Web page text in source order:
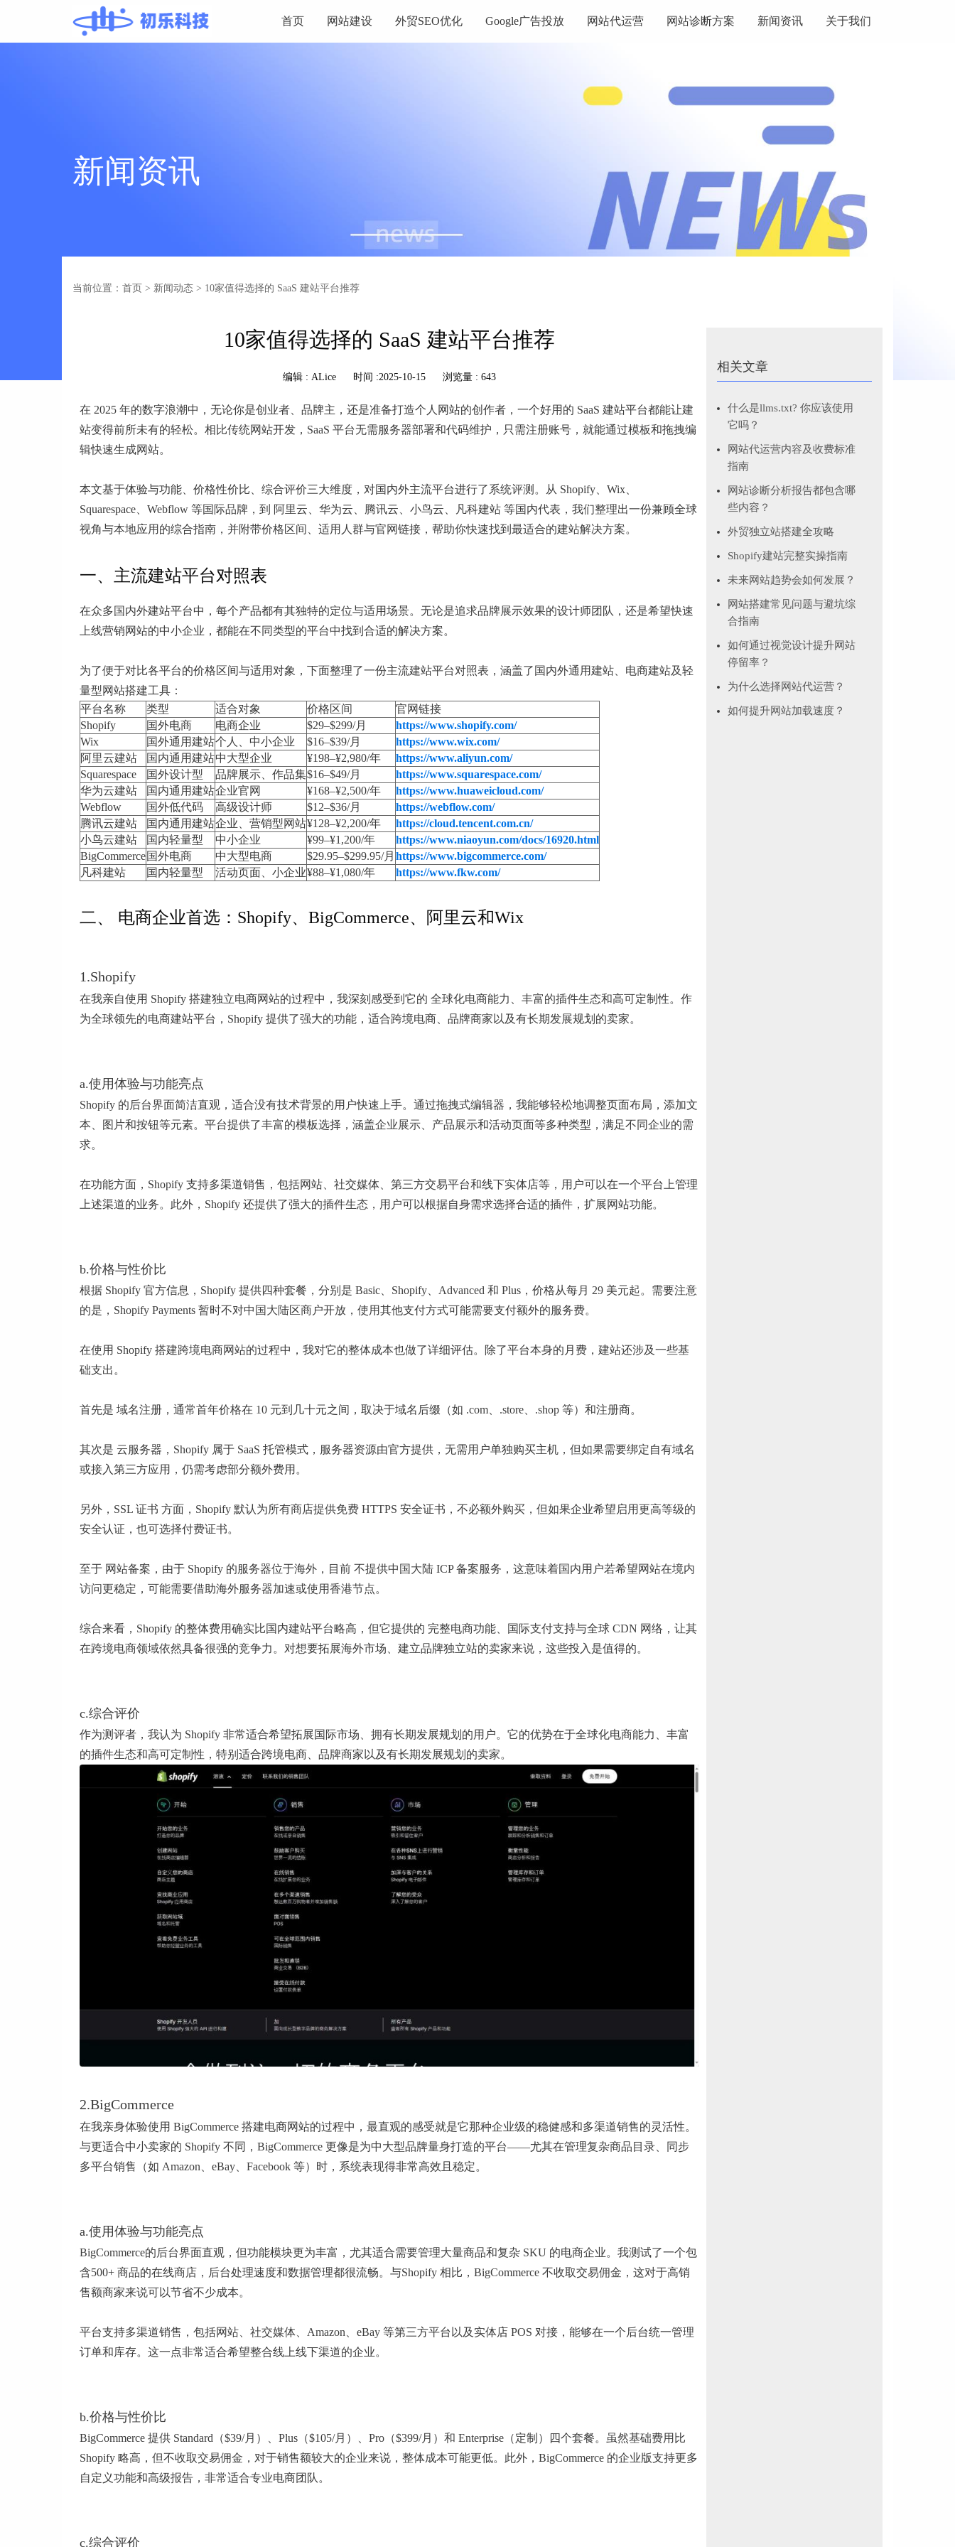
首页 网站建设 外贸SEO优化 Google广告投放 网站代运营 网站诊断方案 新闻资讯 关于我们
新闻资讯
当前位置：首页 > 新闻动态 > 10家值得选择的 SaaS 建站平台推荐
10家值得选择的 SaaS 建站平台推荐
编辑 : ALice 时间 :2025-10-15 浏览量 : 643
在 2025 年的数字浪潮中，无论你是创业者、品牌主，还是准备打造个人网站的创作者，一个好用的 SaaS 建站平台都能让建
站变得前所未有的轻松。相比传统网站开发，SaaS 平台无需服务器部署和代码维护，只需注册账号，就能通过模板和拖拽编
辑快速生成网站。
本文基于体验与功能、价格性价比、综合评价三大维度，对国内外主流平台进行了系统评测。从 Shopify、Wix、
Squarespace、Webflow 等国际品牌，到 阿里云、华为云、腾讯云、小鸟云、凡科建站 等国内代表，我们整理出一份兼顾全球
视角与本地应用的综合指南，并附带价格区间、适用人群与官网链接，帮助你快速找到最适合的建站解决方案。
一、主流建站平台对照表
在众多国内外建站平台中，每个产品都有其独特的定位与适用场景。无论是追求品牌展示效果的设计师团队，还是希望快速
上线营销网站的中小企业，都能在不同类型的平台中找到合适的解决方案。
为了便于对比各平台的价格区间与适用对象，下面整理了一份主流建站平台对照表，涵盖了国内外通用建站、电商建站及轻
量型网站搭建工具：
平台名称
类型 适合对象 价格区间
官网链接
Shopify
国外电商 电商企业 $29–$299/月
https://www.shopify.com/
Wix
国外通用建站个人、中小企业 $16–$39/月
https://www.wix.com/
阿里云建站
国内通用建站中大型企业 ¥198–¥2,980/年
https://www.aliyun.com/
Squarespace
国外设计型 品牌展示、作品集$16–$49/月
https://www.squarespace.com/
华为云建站
国内通用建站企业官网 ¥168–¥2,500/年
https://www.huaweicloud.com/
Webflow
国外低代码 高级设计师 $12–$36/月
https://webflow.com/
腾讯云建站
国内通用建站企业、营销型网站¥128–¥2,200/年
https://cloud.tencent.com.cn/
小鸟云建站
国内轻量型 中小企业 ¥99–¥1,200/年
https://www.niaoyun.com/docs/16920.html
BigCommerce国外电商 中大型电商 $29.95–$299.95/月 https://www.bigcommerce.com/
凡科建站
国内轻量型 活动页面、小企业¥88–¥1,080/年 https://www.fkw.com/
二、 电商企业首选：Shopify、BigCommerce、阿里云和Wix
1.Shopify
在我亲自使用 Shopify 搭建独立电商网站的过程中，我深刻感受到它的 全球化电商能力、丰富的插件生态和高可定制性。作
为全球领先的电商建站平台，Shopify 提供了强大的功能，适合跨境电商、品牌商家以及有长期发展规划的卖家。
a.使用体验与功能亮点
Shopify 的后台界面简洁直观，适合没有技术背景的用户快速上手。通过拖拽式编辑器，我能够轻松地调整页面布局，添加文
本、图片和按钮等元素。平台提供了丰富的模板选择，涵盖企业展示、产品展示和活动页面等多种类型，满足不同企业的需
求。
在功能方面，Shopify 支持多渠道销售，包括网站、社交媒体、第三方交易平台和线下实体店等，用户可以在一个平台上管理
上述渠道的业务。此外，Shopify 还提供了强大的插件生态，用户可以根据自身需求选择合适的插件，扩展网站功能。
b.价格与性价比
根据 Shopify 官方信息，Shopify 提供四种套餐，分别是 Basic、Shopify、Advanced 和 Plus，价格从每月 29 美元起。需要注意
的是，Shopify Payments 暂时不对中国大陆区商户开放，使用其他支付方式可能需要支付额外的服务费。
在使用 Shopify 搭建跨境电商网站的过程中，我对它的整体成本也做了详细评估。除了平台本身的月费，建站还涉及一些基
础支出。
首先是 域名注册，通常首年价格在 10 元到几十元之间，取决于域名后缀（如 .com、.store、.shop 等）和注册商。
其次是 云服务器，Shopify 属于 SaaS 托管模式，服务器资源由官方提供，无需用户单独购买主机，但如果需要绑定自有域名
或接入第三方应用，仍需考虑部分额外费用。
另外，SSL 证书 方面，Shopify 默认为所有商店提供免费 HTTPS 安全证书，不必额外购买，但如果企业希望启用更高等级的
安全认证，也可选择付费证书。
至于 网站备案，由于 Shopify 的服务器位于海外，目前 不提供中国大陆 ICP 备案服务，这意味着国内用户若希望网站在境内
访问更稳定，可能需要借助海外服务器加速或使用香港节点。
综合来看，Shopify 的整体费用确实比国内建站平台略高，但它提供的 完整电商功能、国际支付支持与全球 CDN 网络，让其
在跨境电商领域依然具备很强的竞争力。对想要拓展海外市场、建立品牌独立站的卖家来说，这些投入是值得的。
c.综合评价
作为测评者，我认为 Shopify 非常适合希望拓展国际市场、拥有长期发展规划的用户。它的优势在于全球化电商能力、丰富
的插件生态和高可定制性，特别适合跨境电商、品牌商家以及有长期发展规划的卖家。
2.BigCommerce
在我亲身体验使用 BigCommerce 搭建电商网站的过程中，最直观的感受就是它那种企业级的稳健感和多渠道销售的灵活性。
与更适合中小卖家的 Shopify 不同，BigCommerce 更像是为中大型品牌量身打造的平台——尤其在管理复杂商品目录、同步
多平台销售（如 Amazon、eBay、Facebook 等）时，系统表现得非常高效且稳定。
a.使用体验与功能亮点
BigCommerce的后台界面直观，但功能模块更为丰富，尤其适合需要管理大量商品和复杂 SKU 的电商企业。我测试了一个包
含500+ 商品的在线商店，后台处理速度和数据管理都很流畅。与Shopify 相比，BigCommerce 不收取交易佣金，这对于高销
售额商家来说可以节省不少成本。
平台支持多渠道销售，包括网站、社交媒体、Amazon、eBay 等第三方平台以及实体店 POS 对接，能够在一个后台统一管理
订单和库存。这一点非常适合希望整合线上线下渠道的企业。
b.价格与性价比
BigCommerce 提供 Standard（$39/月）、Plus（$105/月）、Pro（$399/月）和 Enterprise（定制）四个套餐。虽然基础费用比
Shopify 略高，但不收取交易佣金，对于销售额较大的企业来说，整体成本可能更低。此外，BigCommerce 的企业版支持更多
自定义功能和高级报告，非常适合专业电商团队。
c.综合评价
相关文章
什么是llms.txt? 你应该使用
它吗？
网站代运营内容及收费标准
指南
网站诊断分析报告都包含哪
些内容？
外贸独立站搭建全攻略
Shopify建站完整实操指南
未来网站趋势会如何发展？
网站搭建常见问题与避坑综
合指南
如何通过视觉设计提升网站
停留率？
为什么选择网站代运营？
如何提升网站加载速度？